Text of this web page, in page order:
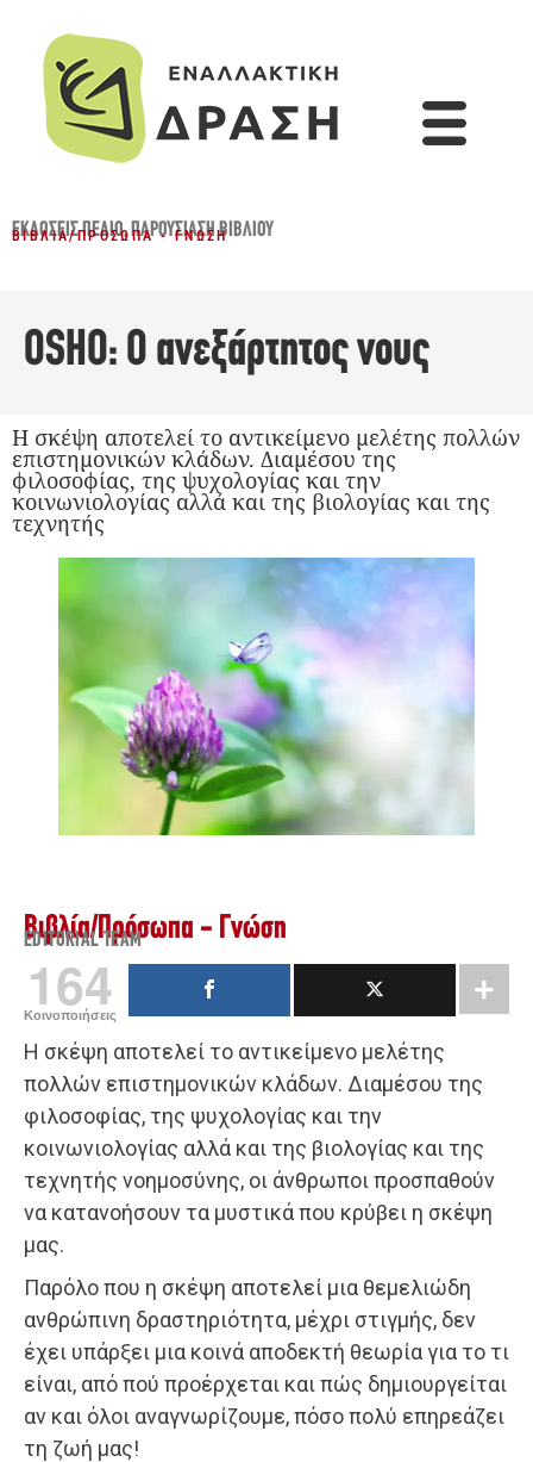
ΕΚΔΌΣΕΙΣ ΠΕΔΊΟ,ΠΑΡΟΥΣΊΑΣΗ ΒΙΒΛΊΟΥ
ΒΙΒΛΊΑ/ΠΡΌΣΩΠΑ - ΓΝΏΣΗ
OSHO: Ο ανεξάρτητος νους
Η σκέψη αποτελεί το αντικείμενο μελέτης πολλών
επιστημονικών κλάδων. Διαμέσου της
φιλοσοφίας, της ψυχολογίας και την
κοινωνιολογίας αλλά και της βιολογίας και της
τεχνητής
Βιβλία/Πρόσωπα - Γνώση
EDITORIAL TEAM
164
Κοινοποιήσεις
Η σκέψη αποτελεί το αντικείμενο μελέτης
πολλών επιστημονικών κλάδων. Διαμέσου της
φιλοσοφίας, της ψυχολογίας και την
κοινωνιολογίας αλλά και της βιολογίας και της
τεχνητής νοημοσύνης, οι άνθρωποι προσπαθούν
να κατανοήσουν τα μυστικά που κρύβει η σκέψη
μας.
Παρόλο που η σκέψη αποτελεί μια θεμελιώδη
ανθρώπινη δραστηριότητα, μέχρι στιγμής, δεν
έχει υπάρξει μια κοινά αποδεκτή θεωρία για το τι
είναι, από πού προέρχεται και πώς δημιουργείται
αν και όλοι αναγνωρίζουμε, πόσο πολύ επηρεάζει
τη ζωή μας!